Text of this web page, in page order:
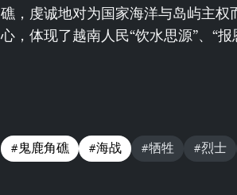
礁，虔诚地对为国家海洋与岛屿主权
心，体现了越南人民“饮水思源”、“报
#鬼鹿角礁 #海战 #牺牲 #烈士